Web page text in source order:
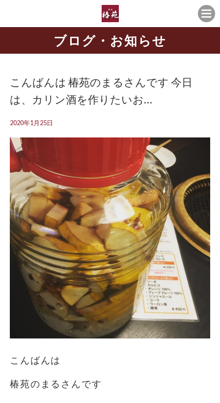
ブログ・お知らせ
こんばんは 椿苑のまるさんです 今日
は、カリン酒を作りたいお…
2020年1月25日
こんばんは
椿苑のまるさんです